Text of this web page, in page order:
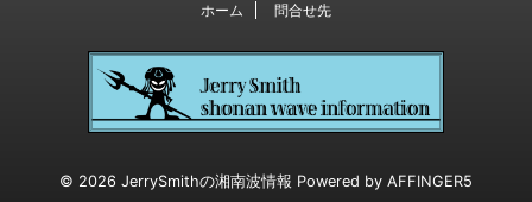
ホーム 問合せ先
© 2026 JerrySmithの湘南波情報 Powered by AFFINGER5